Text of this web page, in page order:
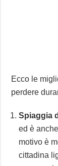
Ecco le
perdere
Spiaggia
ed è
motivo è
cittadina